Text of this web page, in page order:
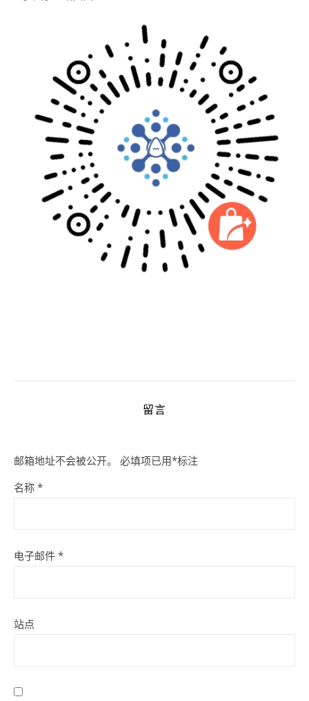
留言
邮箱地址不会被公开。 必填项已用*标注
名称 *
电子邮件 *
站点